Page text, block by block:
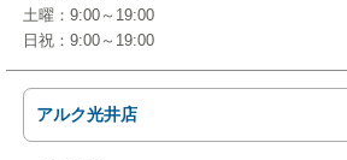
土曜：9:00～19:00
日祝：9:00～19:00
アルク光井店